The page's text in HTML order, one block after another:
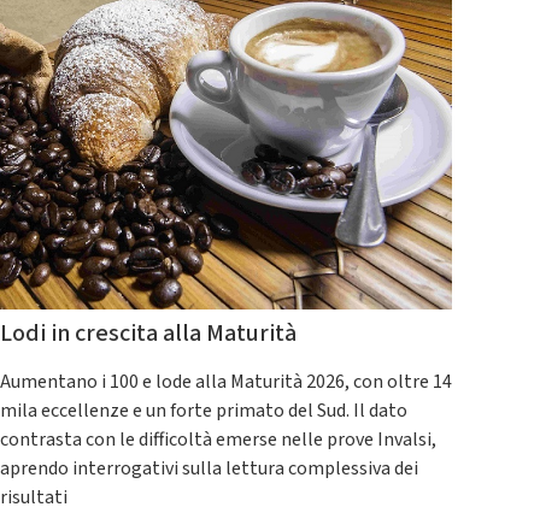
Lodi in crescita alla Maturità
Aumentano i 100 e lode alla Maturità 2026, con oltre 14
mila eccellenze e un forte primato del Sud. Il dato
contrasta con le difficoltà emerse nelle prove Invalsi,
aprendo interrogativi sulla lettura complessiva dei
risultati